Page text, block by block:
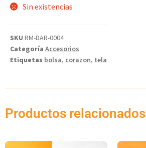
Sin existencias
SKU RM-DAR-0004
Categoría Accesorios
Etiquetas bolsa, corazon, tela
Productos relacionados